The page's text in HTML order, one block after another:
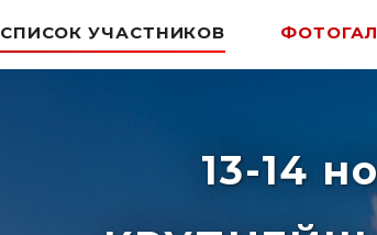
СПИСОК УЧАСТНИКОВ
13-14